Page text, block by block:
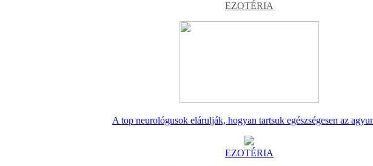
EZOTÉRIA
A top neurológusok elárulják, hogyan tartsuk egészségesen az
EZOTÉRIA